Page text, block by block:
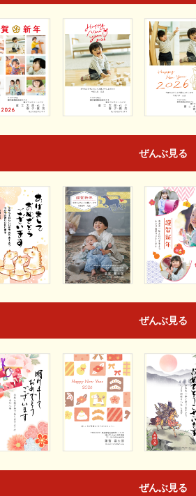
ぜんぶ見る
ぜんぶ見る
ぜんぶ見る